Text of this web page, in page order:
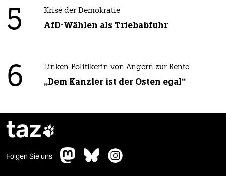
5 Krise der Demokratie
AfD-Wählen als Triebabfuhr
6 Linken-Politikerin von Angern zur Rente
„Dem Kanzler ist der Osten egal“
taz
Folgen Sie uns